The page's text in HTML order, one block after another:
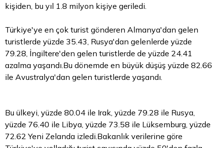
kişiden, bu yıl 1.8 milyon kişiye geriledi.
Türkiye'ye en çok turist gönderen Almanya'dan gelen
turistlerde yüzde 35.43, Rusya'dan gelenlerde yüzde
79.28, İngiltere'den gelen turistlerde de yüzde 24.41
azalma yaşandı.Bu dönemde en büyük düşüş yüzde 82.66
ile Avustralya'dan gelen turistlerde yaşandı.
Bu ülkeyi, yüzde 80.04 ile Irak, yüzde 79.28 ile Rusya,
yüzde 76.40 ile Libya, yüzde 73.58 ile Lüksemburg, yüzde
72.62 Yeni Zelanda izledi.Bakanlık verilerine göre